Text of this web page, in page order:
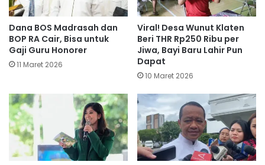
Dana BOS Madrasah dan
BOP RA Cair, Bisa untuk
Gaji Guru Honorer
11 Maret 2026
Viral! Desa Wunut Klaten
Beri THR Rp250 Ribu per
Jiwa, Bayi Baru Lahir Pun
Dapat
10 Maret 2026